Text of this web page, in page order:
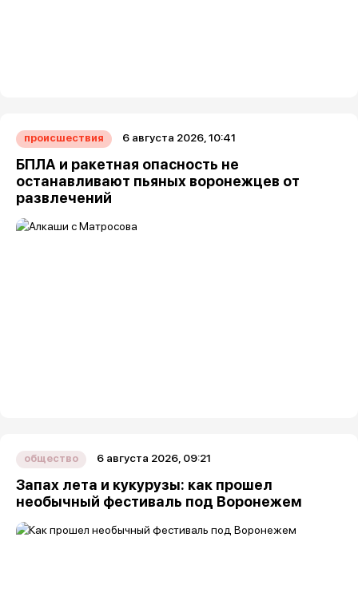
происшествия 6 августа 2026, 10:41
БПЛА и ракетная опасность не
останавливают пьяных воронежцев от
развлечений
общество 6 августа 2026, 09:21
Запах лета и кукурузы: как прошел
необычный фестиваль под Воронежем